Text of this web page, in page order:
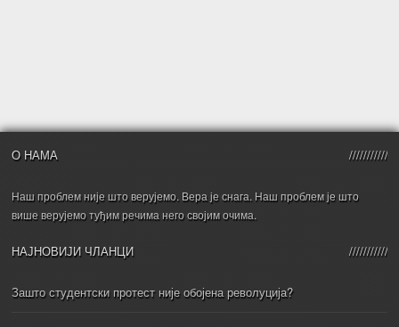
О НАМА
Наш проблем није што верујемо. Вера је снага. Наш проблем је што
више верујемо туђим речима него својим очима.
НАЈНОВИЈИ ЧЛАНЦИ
Зашто студентски протест није обојена револуција?